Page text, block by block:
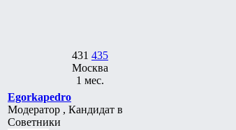
431 435
Москва
1 мес.
Egorkapedro
Модератор , Кандидат в
Советники